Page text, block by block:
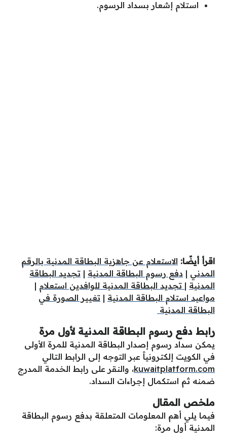
استلام إشعار بسداد الرسوم.
اقرأ أيضًا: الاستعلام عن جاهزية البطاقة المدنية بالرقم
المدني | دفع رسوم البطاقة المدنية | تجديد البطاقة
المدنية | تجديد البطاقة المدنية للوافدين استعلام |
مواعيد استلام البطاقة المدنية | تغيير الصورة في
البطاقة المدنية
رابط دفع رسوم البطاقة المدنية لأول مرة
يمكن سداد رسوم إصدار البطاقة المدنية للمرة الأولى
في الكويت إلكترونياً عبر التوجه إلى الرابط التالي
kuwaitplatform.com، والنقر على رابط الخدمة المدرج
ضمنه ثم استكمال إجراءات السداد.
ملخص المقال
فيما يلي أهم المعلومات المتعلقة بدفع رسوم البطاقة
المدنية أول مرة: